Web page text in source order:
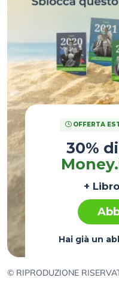
OFFERTA
30%
+
Hai già un
© RIPRODUZIONE